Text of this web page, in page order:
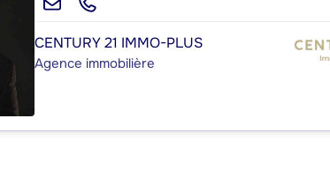
CENTURY 21 IMMO-PLUS
Agence immobilière